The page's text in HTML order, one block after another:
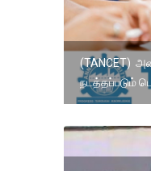
(TANCET)
நடத்தப்படும்